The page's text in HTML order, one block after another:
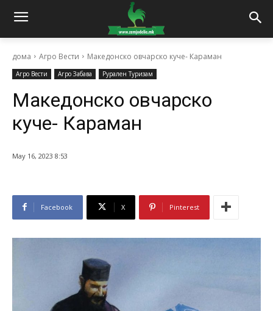
дома Агро Вести Македонско овчарско куче- Караман
Агро Вести Агро Забава Рурален Туризам
Македонско овчарско
куче- Караман
May 16, 2023 8:53
Facebook X Pinterest